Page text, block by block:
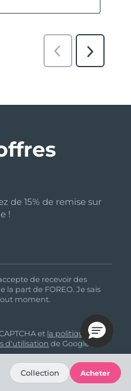
de 15% de remise sur
!
de recevoir des
part de FOREO. Je sais
moment.
et la politique de
d'utilisation de Google
Collection Acheter